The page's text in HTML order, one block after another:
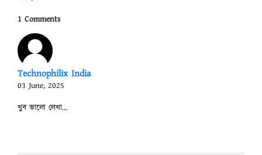
1 Comments
Technophilix India
03 June, 2025
খুব ভালো লেখা...